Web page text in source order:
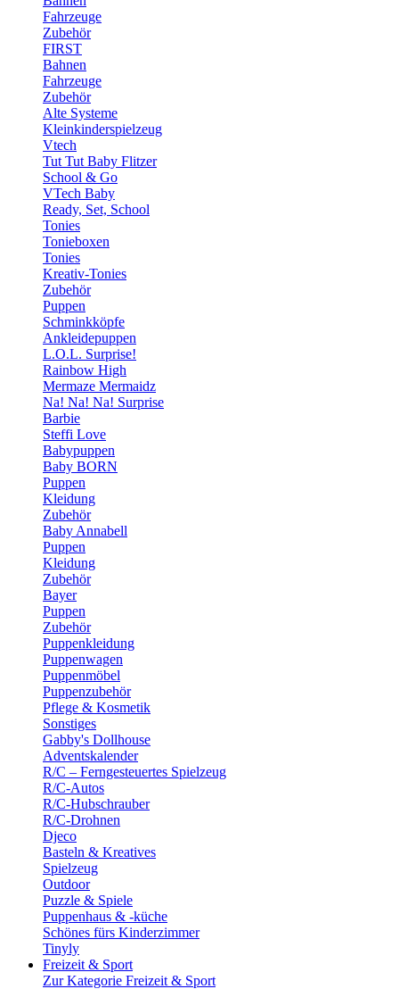
Fahrzeuge
Zubehör
FIRST
Bahnen
Fahrzeuge
Zubehör
Alte Systeme
Kleinkinderspielzeug
Vtech
Tut Tut Baby Flitzer
School & Go
VTech Baby
Ready, Set, School
Tonies
Tonieboxen
Tonies
Kreativ-Tonies
Zubehör
Puppen
Schminkköpfe
Ankleidepuppen
L.O.L. Surprise!
Rainbow High
Mermaze Mermaidz
Na! Na! Na! Surprise
Barbie
Steffi Love
Babypuppen
Baby BORN
Puppen
Kleidung
Zubehör
Baby Annabell
Puppen
Kleidung
Zubehör
Bayer
Puppen
Zubehör
Puppenkleidung
Puppenwagen
Puppenmöbel
Puppenzubehör
Pflege & Kosmetik
Sonstiges
Gabby's Dollhouse
Adventskalender
R/C – Ferngesteuertes Spielzeug
R/C-Autos
R/C-Hubschrauber
R/C-Drohnen
Djeco
Basteln & Kreatives
Spielzeug
Outdoor
Puzzle & Spiele
Puppenhaus & -küche
Schönes fürs Kinderzimmer
Tinyly
Freizeit & Sport
Zur Kategorie Freizeit & Sport